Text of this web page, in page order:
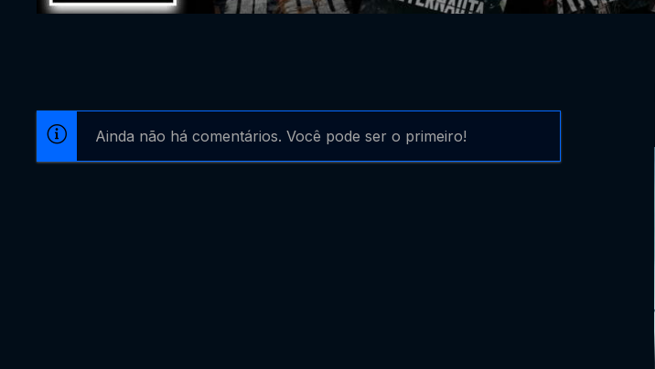
Ainda não há comentários. Você pode ser o primeiro!